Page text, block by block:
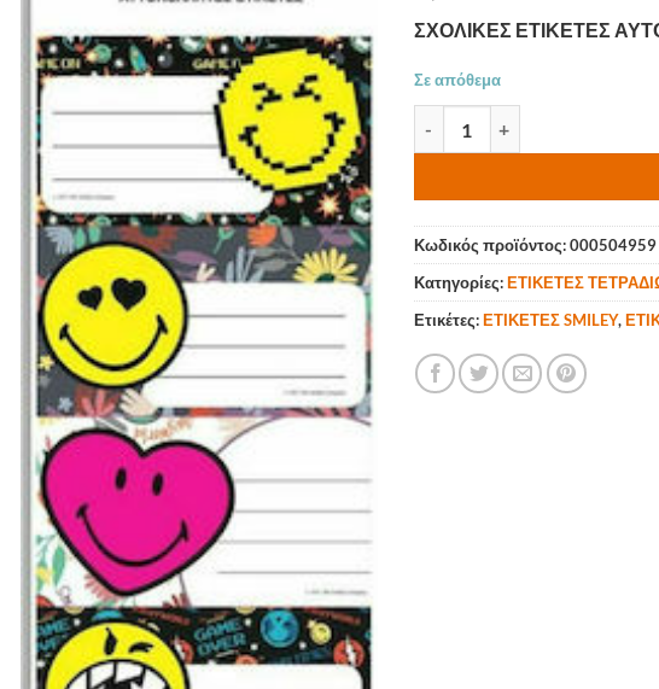
ΣΧΟΛΙΚΕΣ ΕΤΙΚΕΤΕΣ
Σε απόθεμα
Κωδικός προϊόντος:000504959
Κατηγορίες:ΕΤΙΚΕΤΕΣ
Ετικέτες:ΕΤΙΚΕΤΕΣ SMILEY,